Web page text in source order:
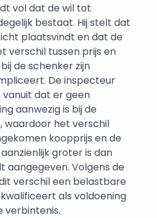
vol dat de wil tot
bestaat. Hij stelt dat
plaatsvindt en dat de
verschil tussen prijs en
de schenker zijn
De inspecteur
dat er geen
aanwezig is bij de
waardoor het verschil
koopprijs en de
groter is dan
aangegeven. Volgens de
verschil een belastbare
als voldoening
verbintenis.